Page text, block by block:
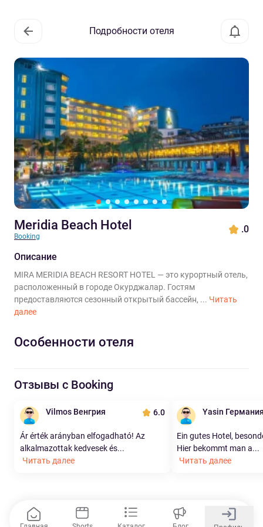
Подробности отеля
Meridia Beach Hotel
Booking
.0
Описание
MIRA MERIDIA BEACH RESORT HOTEL — это курортный отель,
расположенный в городе Окурджалар. Гостям
предоставляются сезонный открытый бассейн, ... Читать
далее
Особенности отеля
Отзывы с Booking
Vilmos Венгрия 6.0
Ár érték arányban elfogadható! Az
alkalmazottak kedvesek és...
Читать далее
Yasin
Ein gutes Hotel,
Hier bekommt man a...
Читать далее